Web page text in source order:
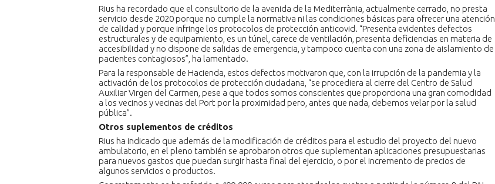
Rius ha recordado que el consultorio de la avenida de la Mediterrània, actualmente cerrado, no presta
servicio desde 2020 porque no cumple la normativa ni las condiciones básicas para ofrecer una atención
de calidad y porque infringe los protocolos de protección anticovid. “Presenta evidentes defectos
estructurales y de equipamiento, es un túnel, carece de ventilación, presenta deficiencias en materia de
accesibilidad y no dispone de salidas de emergencia, y tampoco cuenta con una zona de aislamiento de
pacientes contagiosos”, ha lamentado.
Para la responsable de Hacienda, estos defectos motivaron que, con la irrupción de la pandemia y la
activación de los protocolos de protección ciudadana, “se procediera al cierre del Centro de Salud
Auxiliar Virgen del Carmen, pese a que todos somos conscientes que proporciona una gran comodidad
a los vecinos y vecinas del Port por la proximidad pero, antes que nada, debemos velar por la salud
pública”.
Otros suplementos de créditos
Rius ha indicado que además de la modificación de créditos para el estudio del proyecto del nuevo
ambulatorio, en el pleno también se aprobaron otros que suplementan aplicaciones presupuestarias
para nuevos gastos que puedan surgir hasta final del ejercicio, o por el incremento de precios de
algunos servicios o productos.